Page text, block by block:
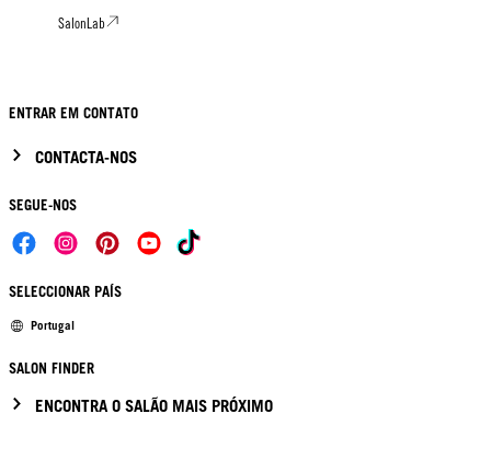
SalonLab
ENTRAR EM CONTATO
CONTACTA-NOS
SEGUE-NOS
SELECCIONAR PAÍS
Portugal
SALON FINDER
ENCONTRA O SALÃO MAIS PRÓXIMO